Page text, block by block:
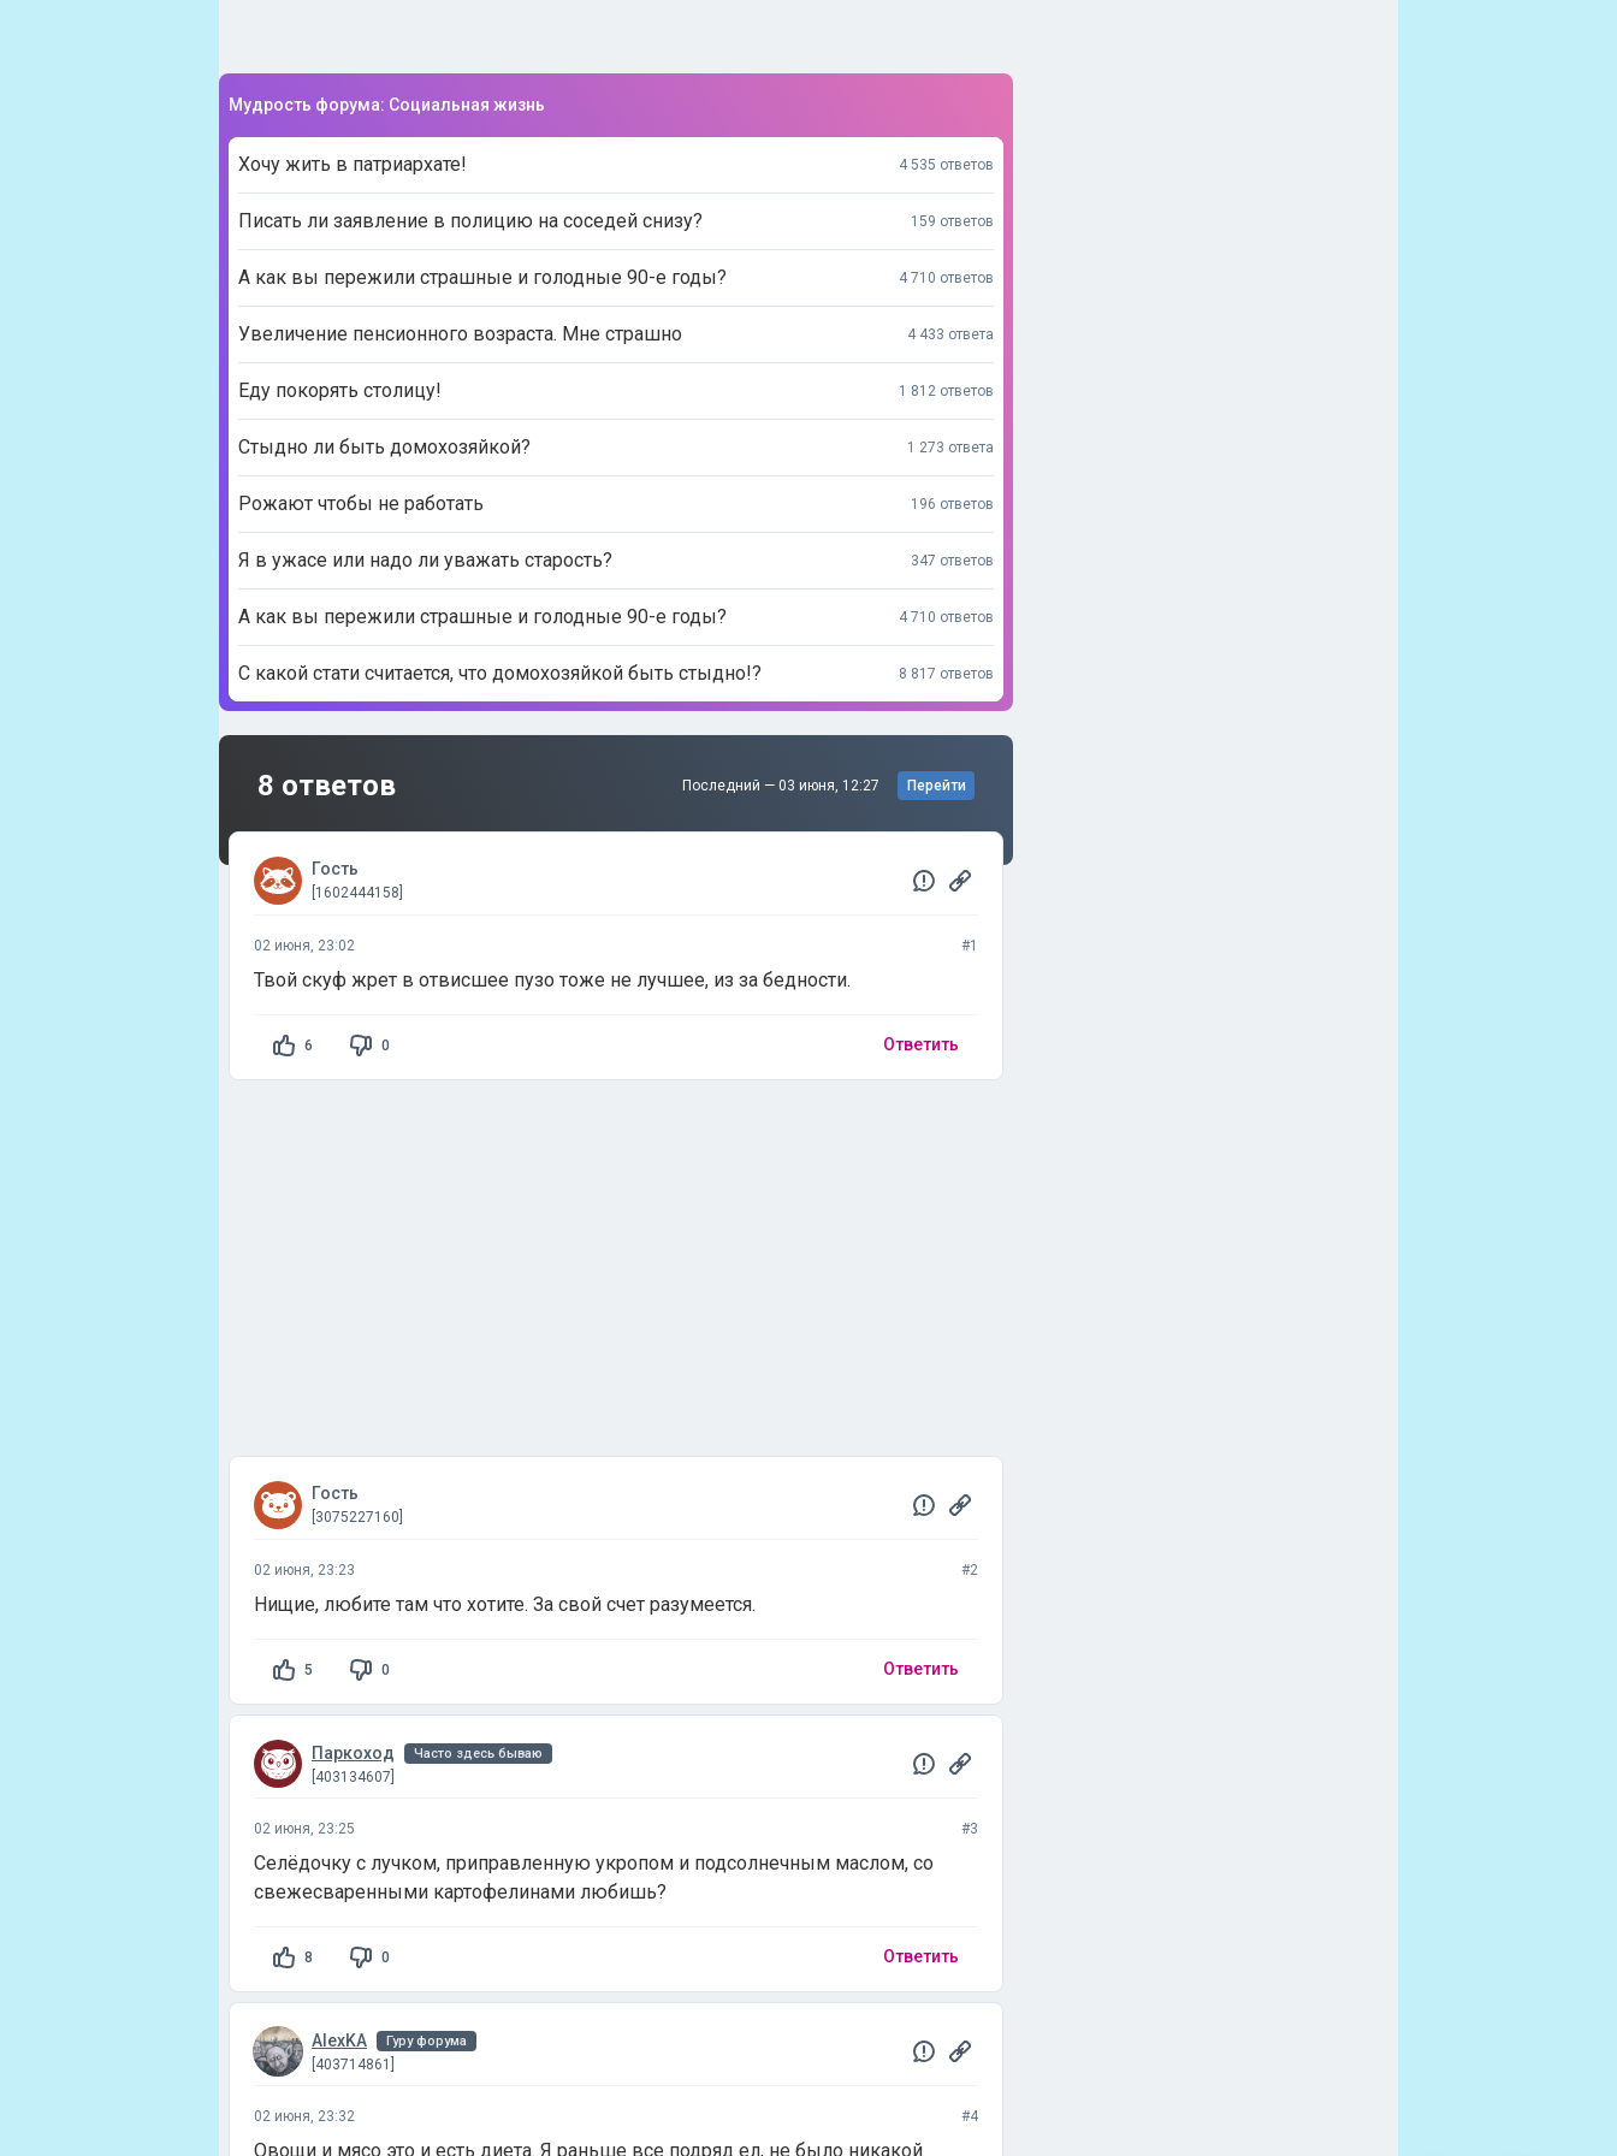
Мудрость форума: Социальная жизнь
Хочу жить в патриархате! 4 535 ответов
Писать ли заявление в полицию на соседей снизу? 159 ответов
А как вы пережили страшные и голодные 90-е годы? 4 710 ответов
Увеличение пенсионного возраста. Мне страшно 4 433 ответа
Еду покорять столицу! 1 812 ответов
Стыдно ли быть домохозяйкой? 1 273 ответа
Рожают чтобы не работать 196 ответов
Я в ужасе или надо ли уважать старость? 347 ответов
А как вы пережили страшные и голодные 90-е годы? 4 710 ответов
С какой стати считается, что домохозяйкой быть стыдно!? 8 817 ответов
8 ответов Последний — 03 июня, 12:27 Перейти
Гость
[1602444158]
02 июня, 23:02 #1
Твой скуф жрет в отвисшее пузо тоже не лучшее, из за бедности.
6 0 Ответить
Гость
[3075227160]
02 июня, 23:23 #2
Нищие, любите там что хотите. За свой счет разумеется.
5 0 Ответить
Паркоход Часто здесь бываю
[403134607]
02 июня, 23:25 #3
Селёдочку с лучком, приправленную укропом и подсолнечным маслом, со
свежесваренными картофелинами любишь?
8 0 Ответить
AlexKA Гуру форума
[403714861]
02 июня, 23:32 #4
Овощи и мясо это и есть диета. Я раньше все подряд ел, не было никакой